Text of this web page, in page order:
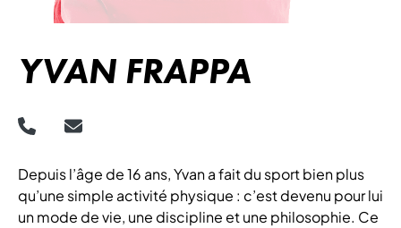
YVAN FRAPPA
Depuis l’âge de 16 ans, Yvan a fait du sport bien plus
qu’une simple activité physique : c’est devenu pour lui
un mode de vie, une discipline et une philosophie. Ce